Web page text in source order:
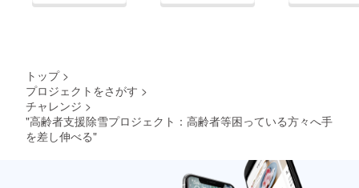
トップ >
プロジェクトをさがす >
チャレンジ >
"高齢者支援除雪プロジェクト：高齢者等困っている方々へ手
を差し伸べる"